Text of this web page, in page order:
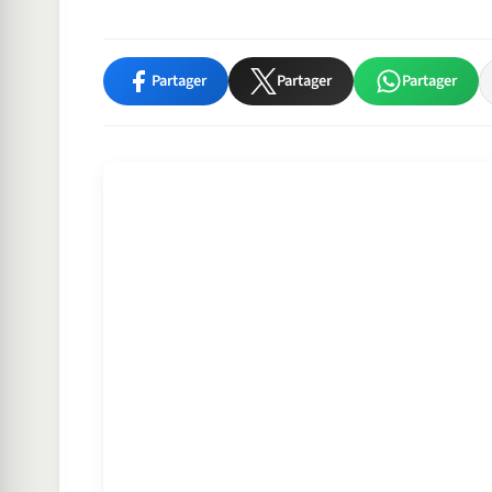
Partager Partager Partager